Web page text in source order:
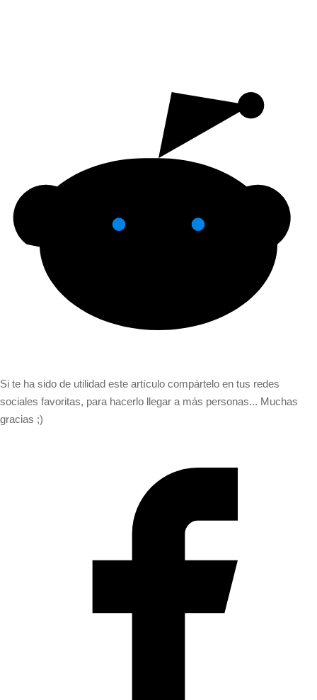
Si te ha sido de utilidad este artículo compártelo en tus redes
sociales favoritas, para hacerlo llegar a más personas... Muchas
gracias ;)